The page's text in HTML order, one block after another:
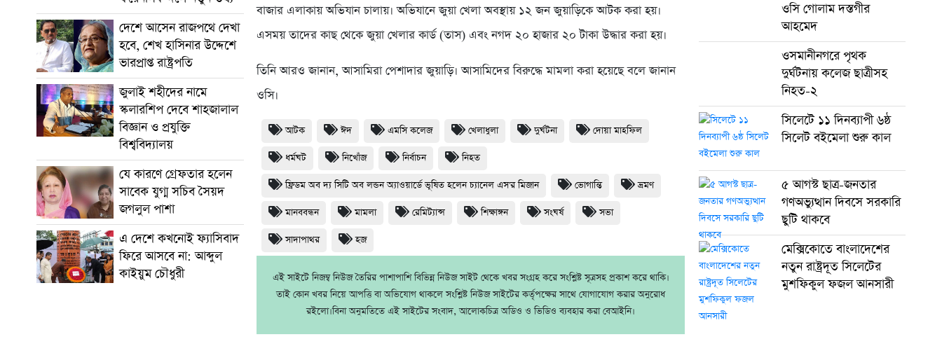
দেশে আসেন রাজপথে দেখা
হবে, শেখ হাসিনার উদ্দেশে
ভারপ্রাপ্ত রাষ্ট্রপতি
জুলাই শহীদের নামে
স্কলারশিপ দেবে শাহজালাল
বিজ্ঞান ও প্রযুক্তি
বিশ্ববিদ্যালয়
যে কারণে গ্রেফতার হলেন
সাবেক যুগ্ম সচিব সৈয়দ
জগলুল পাশা
এ দেশে কখনোই ফ্যাসিবাদ
ফিরে আসবে না: আব্দুল
কাইয়ুম চৌধুরী
বাজার এলাকায় অভিযান চালায়। অভিযানে জুয়া খেলা অবস্থায় ১২ জন জুয়াড়িকে আটক করা হয়।
এসময় তাদের কাছ থেকে জুয়া খেলার কার্ড (তাস) এবং নগদ ২০ হাজার ২০ টাকা উদ্ধার করা হয়।
তিনি আরও জানান, আসামিরা পেশাদার জুয়াড়ি। আসামিদের বিরুদ্ধে মামলা করা হয়েছে বলে জানান
ওসি।
আটক ঈদ এমসি কলেজ খেলাধুলা দুর্ঘটনা দোয়া মাহফিল
ধর্মঘট নিখোঁজ নির্বাচন নিহত
ফ্রিডম অব দ্য সিটি অব লন্ডন অ্যাওয়ার্ডে ভূষিত হলেন চ্যানেল এস'র মিজান ভোগান্তি ভ্রমণ
মানববন্ধন মামলা রেমিট্যান্স শিক্ষাঙ্গন সংঘর্ষ সভা
সাদাপাথর হজ
এই সাইটে নিজম্ব নিউজ তৈরির পাশাপাশি বিভিন্ন নিউজ সাইট থেকে খবর সংগ্রহ করে সংশ্লিষ্ট সূত্রসহ প্রকাশ করে থাকি।
তাই কোন খবর নিয়ে আপত্তি বা অভিযোগ থাকলে সংশ্লিষ্ট নিউজ সাইটের কর্তৃপক্ষের সাথে যোগাযোগ করার অনুরোধ
রইলো।বিনা অনুমতিতে এই সাইটের সংবাদ, আলোকচিত্র অডিও ও ভিডিও ব্যবহার করা বেআইনি।
ওসি গোলাম দস্তগীর
আহমেদ
ওসমানীনগরে পৃথক
দুর্ঘটনায় কলেজ ছাত্রীসহ
নিহত-২
সিলেটে ১১ দিনব্যাপী ৬ষ্ঠ
সিলেট বইমেলা শুরু কাল
৫ আগস্ট ছাত্র-জনতার
গণঅভ্যুত্থান দিবসে সরকারি
ছুটি থাকবে
মেক্সিকোতে বাংলাদেশের
নতুন রাষ্ট্রদূত সিলেটের
মুশফিকুল ফজল আনসারী